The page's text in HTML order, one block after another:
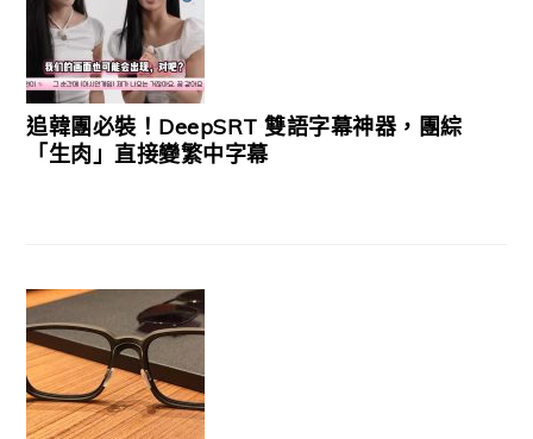
追韓團必裝！DeepSRT 雙語字幕神器，團綜
「生肉」直接變繁中字幕